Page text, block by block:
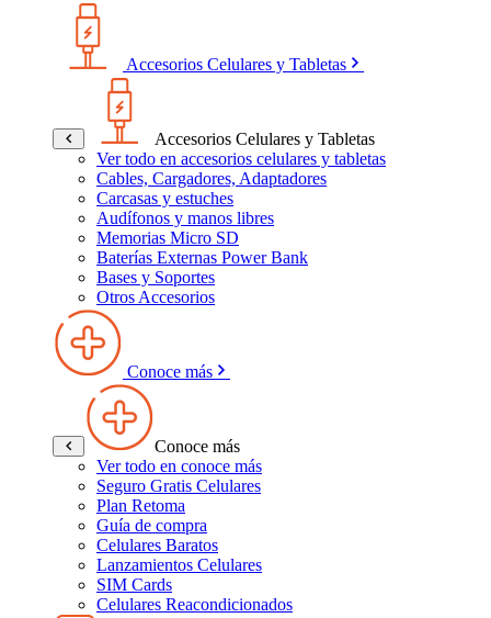
Accesorios Celulares y Tabletas
Accesorios Celulares y Tabletas
Ver todo en accesorios celulares y tabletas
Cables, Cargadores, Adaptadores
Carcasas y estuches
Audífonos y manos libres
Memorias Micro SD
Baterías Externas Power Bank
Bases y Soportes
Otros Accesorios
Conoce más
Conoce más
Ver todo en conoce más
Seguro Gratis Celulares
Plan Retoma
Guía de compra
Celulares Baratos
Lanzamientos Celulares
SIM Cards
Celulares Reacondicionados